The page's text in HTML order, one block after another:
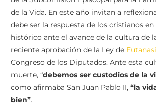
de la Vida. En este año invitan a
debe ser la respuesta de los cristianos
histórico ante el avance de la cultura de
reciente aprobación de la Ley de
Congreso de los Diputados. Ante esta
muerte, “debemos ser custodios de la
como afirmaba San Juan Pablo II, “la
bien”.